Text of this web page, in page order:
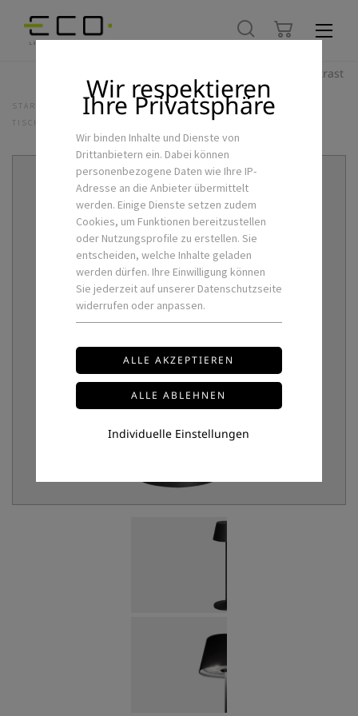
Hoher Kontrast
STARTSEITE
LED-FEUCHTRAUM & AUSSENLEUCHTEN
TISCHLEUCHTEN
Wir respektieren
Ihre Privatsphäre
Wir binden Inhalte und Dienste von
Drittanbietern ein. Dabei können
personenbezogene Daten wie Ihre IP-
Adresse an die Anbieter übermittelt
werden. Einige Dienste setzen zudem
Cookies, um Funktionen bereitzustellen
oder Nutzungsprofile zu erstellen. Sie
entscheiden, welche Inhalte geladen
werden dürfen. Ihre Einwilligung können
Sie jederzeit auf unserer Datenschutzseite
widerrufen oder anpassen.
Individuelle Einstellungen